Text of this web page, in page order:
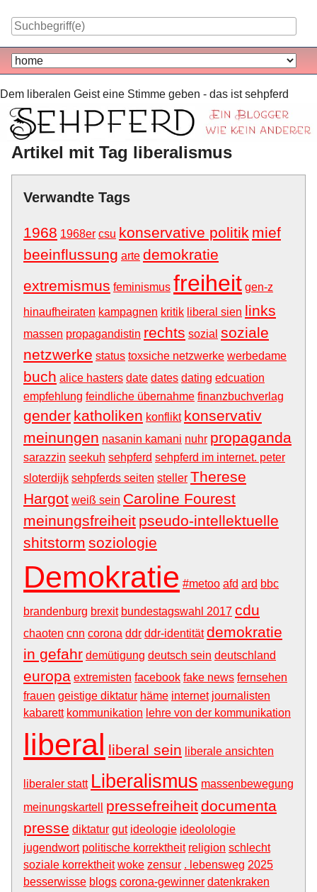
Navigation
Dem liberalen Geist eine Stimme geben - das ist sehpferd
Artikel mit Tag liberalismus
Verwandte Tags
1968 1968er csu konservative politik mief
beeinflussung arte demokratie
extremismus feminismus freiheit gen-z
hinaufheiraten kampagnen kritik liberal sien links
massen propagandistin rechts sozial soziale
netzwerke status toxsiche netzwerke werbedame
buch alice hasters date dates dating edcuation
empfehlung feindliche übernahme finanzbuchverlag
gender katholiken konflikt konservativ
meinungen nasanin kamani nuhr propaganda
sarazzin seekuh sehpferd sehpferd im internet. peter
sloterdijk sehpferds seiten steller Therese
Hargot weiß sein Caroline Fourest
meinungsfreiheit pseudo-intellektuelle
shitstorm soziologie
Demokratie #metoo afd ard bbc
brandenburg brexit bundestagswahl 2017 cdu
chaoten cnn corona ddr ddr-identität demokratie
in gefahr demütigung deutsch sein deutschland
europa extremisten facebook fake news fernsehen
frauen geistige diktatur häme internet journalisten
kabarett kommunikation lehre von der kommunikation
liberal liberal sein liberale ansichten
liberaler statt Liberalismus massenbewegung
meinungskartell
pressefreiheitdocumenta
presse diktatur gut ideologie ideolologie
jugendwort politische korrektheit religion schlecht
soziale korrektheit woke zensur . lebensweg 2025
besserwisse blogs corona-gewinner datenkraken